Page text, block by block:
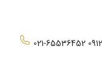
021-65536452